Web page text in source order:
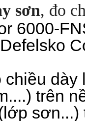
sơn, đo
6000-
trên